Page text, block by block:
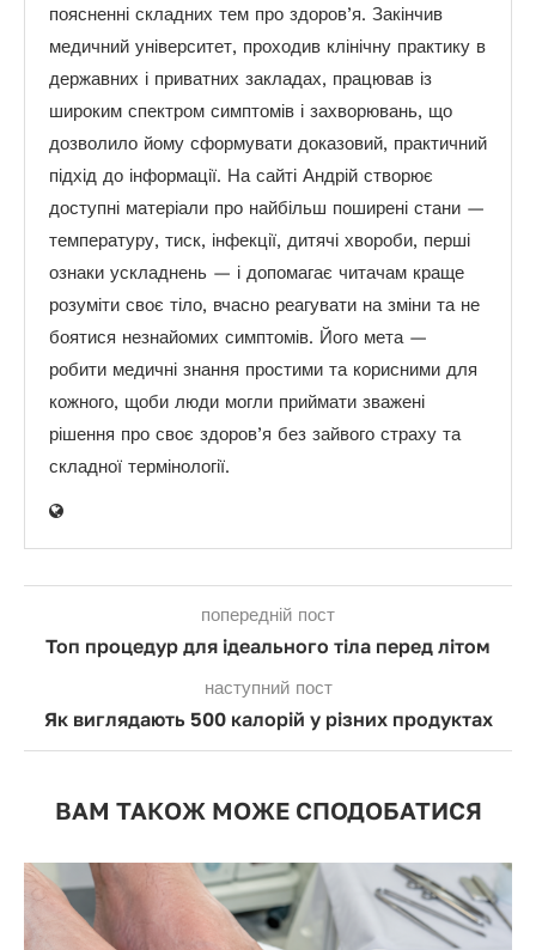
поясненні складних тем про здоров’я. Закінчив
медичний університет, проходив клінічну практику в
державних і приватних закладах, працював із
широким спектром симптомів і захворювань, що
дозволило йому сформувати доказовий, практичний
підхід до інформації. На сайті Андрій створює
доступні матеріали про найбільш поширені стани —
температуру, тиск, інфекції, дитячі хвороби, перші
ознаки ускладнень — і допомагає читачам краще
розуміти своє тіло, вчасно реагувати на зміни та не
боятися незнайомих симптомів. Його мета —
робити медичні знання простими та корисними для
кожного, щоби люди могли приймати зважені
рішення про своє здоров’я без зайвого страху та
складної термінології.
попередній пост
Топ процедур для ідеального тіла перед літом
наступний пост
Як виглядають 500 калорій у різних продуктах
ВАМ ТАКОЖ МОЖЕ СПОДОБАТИСЯ